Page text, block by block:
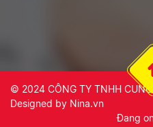
© 2024 CÔNG TY TNHH
Designed by Nina.vn
Đang